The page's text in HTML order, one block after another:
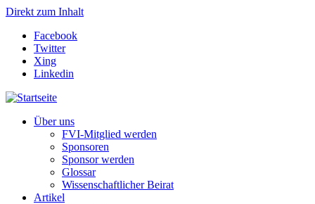
Direkt zum Inhalt
Facebook
Twitter
Xing
Linkedin
Über uns
FVI-Mitglied werden
Sponsoren
Sponsor werden
Glossar
Wissenschaftlicher Beirat
Artikel